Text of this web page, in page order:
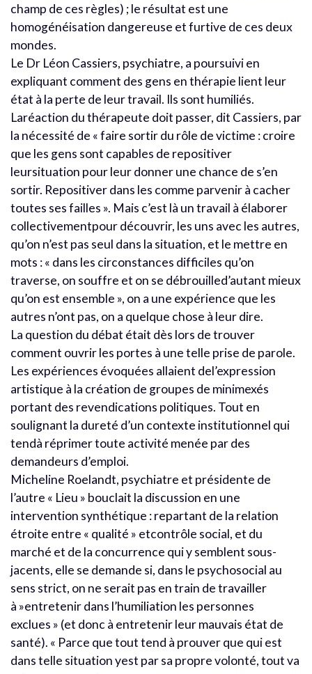
champ de ces règles) ; le résultat est une
homogénéisation dangereuse et furtive de ces deux
mondes.
Le Dr Léon Cassiers, psychiatre, a poursuivi en
expliquant comment des gens en thérapie lient leur
état à la perte de leur travail. Ils sont humiliés.
Laréaction du thérapeute doit passer, dit Cassiers, par
la nécessité de « faire sortir du rôle de victime : croire
que les gens sont capables de repositiver
leursituation pour leur donner une chance de s’en
sortir. Repositiver dans les comme parvenir à cacher
toutes ses failles ». Mais c’est là un travail à élaborer
collectivementpour découvrir, les uns avec les autres,
qu’on n’est pas seul dans la situation, et le mettre en
mots : « dans les circonstances difficiles qu’on
traverse, on souffre et on se débrouilled’autant mieux
qu’on est ensemble », on a une expérience que les
autres n’ont pas, on a quelque chose à leur dire.
La question du débat était dès lors de trouver
comment ouvrir les portes à une telle prise de parole.
Les expériences évoquées allaient del’expression
artistique à la création de groupes de minimexés
portant des revendications politiques. Tout en
soulignant la dureté d’un contexte institutionnel qui
tendà réprimer toute activité menée par des
demandeurs d’emploi.
Micheline Roelandt, psychiatre et présidente de
l’autre « Lieu » bouclait la discussion en une
intervention synthétique : repartant de la relation
étroite entre « qualité » etcontrôle social, et du
marché et de la concurrence qui y semblent sous-
jacents, elle se demande si, dans le psychosocial au
sens strict, on ne serait pas en train de travailler
à »entretenir dans l’humiliation les personnes
exclues » (et donc à entretenir leur mauvais état de
santé). « Parce que tout tend à prouver que qui est
dans telle situation yest par sa propre volonté, tout va